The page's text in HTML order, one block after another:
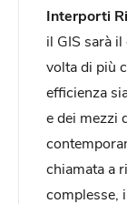
Interporti
il GIS sarà
volta di più
efficienza
e dei mezzi
chiamata a
complesse,